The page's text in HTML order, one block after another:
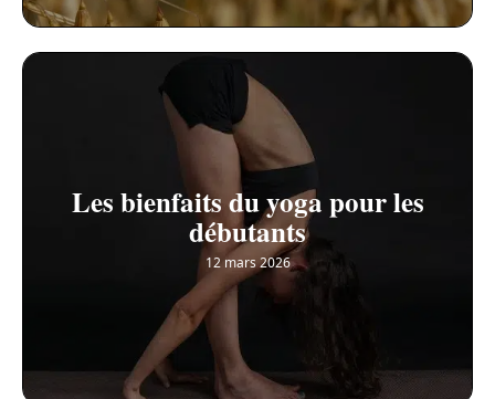
Les bienfaits du yoga pour les
débutants
12 mars 2026